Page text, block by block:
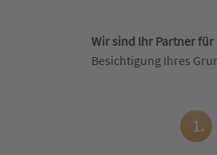
Wir sind Ihr Partner
Besichtigung Ihres
1.